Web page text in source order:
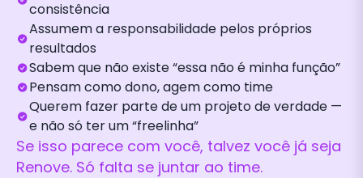
consistência
Assumem a responsabilidade pelos próprios
resultados
Sabem que não existe “essa não é minha função”
Pensam como dono, agem como time
Querem fazer parte de um projeto de verdade —
e não só ter um “freelinha”
Se isso parece com você, talvez você já seja
Renove. Só falta se juntar ao time.